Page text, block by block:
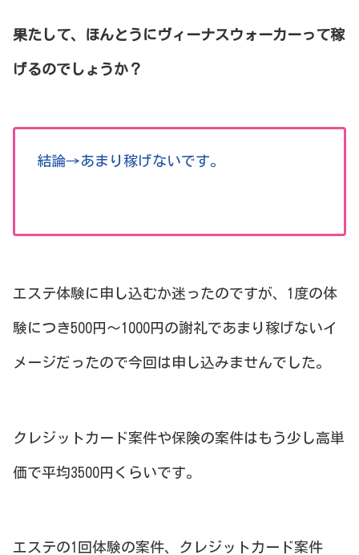
果たして、ほんとうにヴィーナスウォーカーって稼
げるのでしょうか？
結論→あまり稼げないです。
エステ体験に申し込むか迷ったのですが、1度の体
験につき500円〜1000円の謝礼であまり稼げないイ
メージだったので今回は申し込みませんでした。
クレジットカード案件や保険の案件はもう少し高単
価で平均3500円くらいです。
エステの1回体験の案件、クレジットカード案件